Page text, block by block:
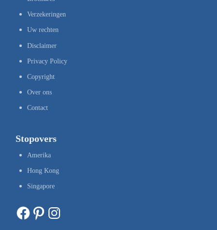
Verzekeringen
Uw rechten
Disclaimer
Privacy Policy
Copyright
Over ons
Contact
Stopovers
Amerika
Hong Kong
Singapore
Facebook Pinterest Instagram